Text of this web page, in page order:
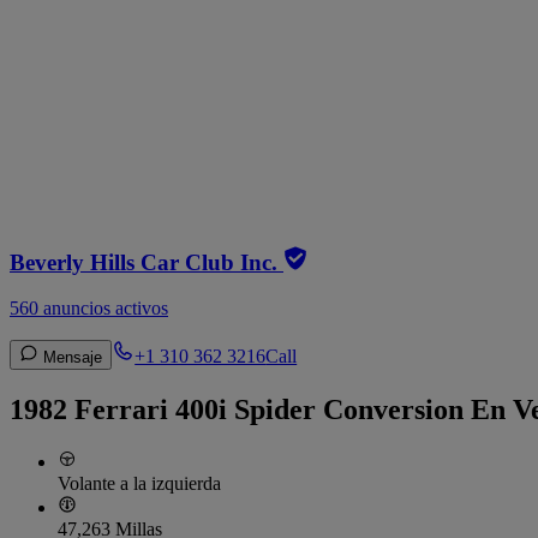
Beverly Hills Car Club Inc.
560 anuncios activos
Mensaje +1 310 362 3216Call
1982 Ferrari 400i Spider Conversion En
Volante a la izquierda
47,263 Millas